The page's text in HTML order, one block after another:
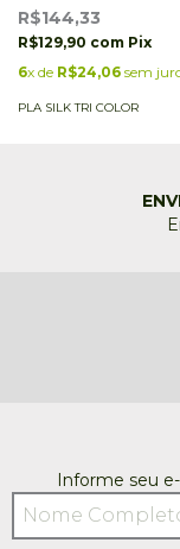
Dourado e Roxo
R$144,33
R$129,90 com Pix
6x de R$24,06 sem
PLA SILK TRI COLOR
Informe seu